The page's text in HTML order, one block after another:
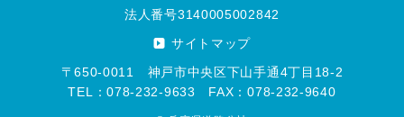
法人番号3140005002842
サイトマップ
〒650-0011 神戸市中央区下山手通4丁目18-2
TEL：078-232-9633 FAX：078-232-9640